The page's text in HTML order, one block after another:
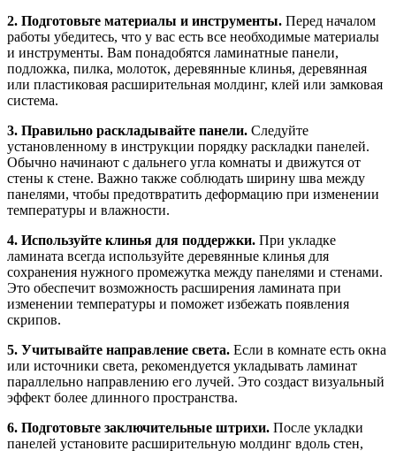
2. Подготовьте материалы и инструменты. Перед началом
работы убедитесь, что у вас есть все необходимые материалы
и инструменты. Вам понадобятся ламинатные панели,
подложка, пилка, молоток, деревянные клинья, деревянная
или пластиковая расширительная молдинг, клей или замковая
система.
3. Правильно раскладывайте панели. Следуйте
установленному в инструкции порядку раскладки панелей.
Обычно начинают с дальнего угла комнаты и движутся от
стены к стене. Важно также соблюдать ширину шва между
панелями, чтобы предотвратить деформацию при изменении
температуры и влажности.
4. Используйте клинья для поддержки. При укладке
ламината всегда используйте деревянные клинья для
сохранения нужного промежутка между панелями и стенами.
Это обеспечит возможность расширения ламината при
изменении температуры и поможет избежать появления
скрипов.
5. Учитывайте направление света. Если в комнате есть окна
или источники света, рекомендуется укладывать ламинат
параллельно направлению его лучей. Это создаст визуальный
эффект более длинного пространства.
6. Подготовьте заключительные штрихи. После укладки
панелей установите расширительную молдинг вдоль стен,